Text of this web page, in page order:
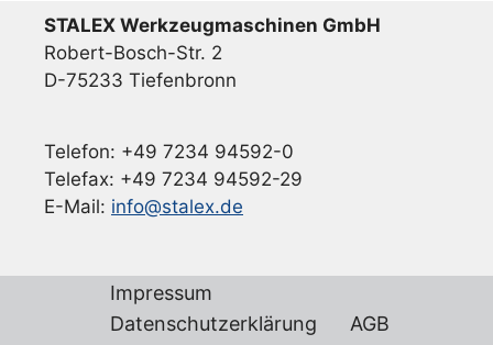
STALEX Werkzeugmaschinen GmbH
Robert-Bosch-Str. 2
D-75233 Tiefenbronn
Telefon: +49 7234 94592-0
Telefax: +49 7234 94592-29
E-Mail: info@stalex.de
Impressum
Datenschutzerklärung
AGB